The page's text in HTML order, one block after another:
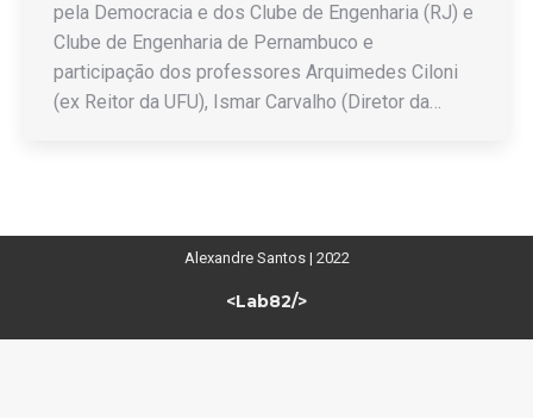
pela Democracia e dos Clube de Engenharia (RJ) e
Clube de Engenharia de Pernambuco e
participação dos professores Arquimedes Ciloni
(ex Reitor da UFU), Ismar Carvalho (Diretor da…
Alexandre Santos | 2022
<Lab82/>